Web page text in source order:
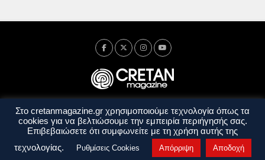
Ταυτότητα Πολιτική Απορρήτου
Όροι Χρήσης
Όροι και Προϋποθέσεις
Στο cretanmagazine.gr χρησιμοποιούμε τεχνολογία όπως τα
cookies για να βελτιώσουμε την εμπειρία περιήγησής σας.
Επιβεβαιώσετε ότι συμφωνείτε με τη χρήση αυτής της
τεχνολογίας.
Ρυθμίσεις Cookies Απόρριψη Αποδοχή